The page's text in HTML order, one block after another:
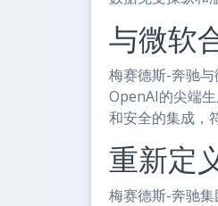
与微软
梅赛德斯-奔驰
OpenAI的尖端
和安全的集成，
重新定
梅赛德斯-奔驰